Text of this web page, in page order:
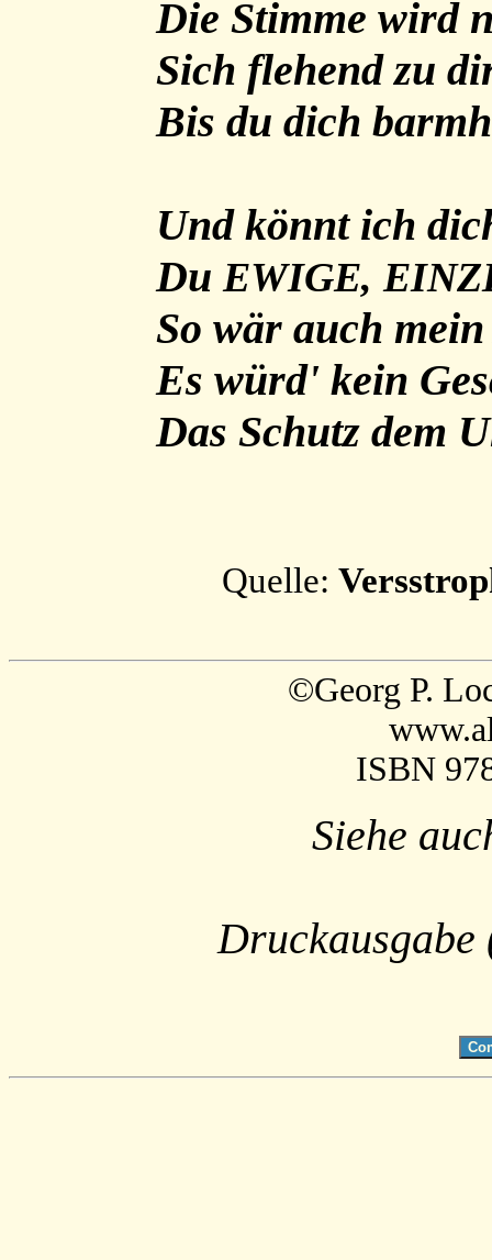
Die Stimme wird
Sich flehend zu
Bis du dich
Und könnt ich
DuEWIGE,
So wär auch
Es würd' kein
Das Schutz dem
Quelle:
©Georg P.
ISBN
Siehe